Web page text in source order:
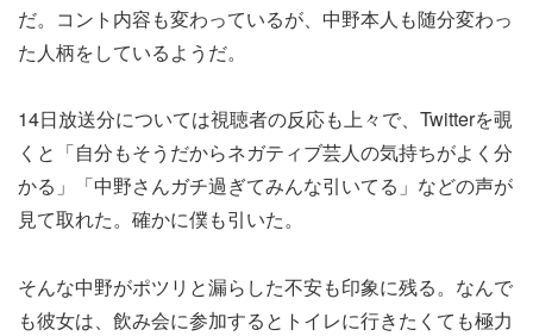
だ。コント内容も変わっているが、中野本人も随分変わっ
た人柄をしているようだ。
14日放送分については視聴者の反応も上々で、Twitterを覗
くと「自分もそうだからネガティブ芸人の気持ちがよく分
かる」「中野さんガチ過ぎてみんな引いてる」などの声が
見て取れた。確かに僕も引いた。
そんな中野がポツリと漏らした不安も印象に残る。なんで
も彼女は、飲み会に参加するとトイレに行きたくても極力